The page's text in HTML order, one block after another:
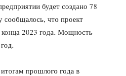
будет создано 78
сообщалось, что проект
конца 2023 года. Мощность
прошлого года в